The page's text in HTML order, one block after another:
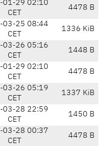
01-29 02:10
CET
4478 B
03-25 08:44
CET
1336 KiB
03-26 05:16
CET
1448 B
01-29 02:10
CET
4478 B
03-26 05:19
CET
1337 KiB
03-28 22:59
CET
1450 B
03-28 00:37
CET
4478 B